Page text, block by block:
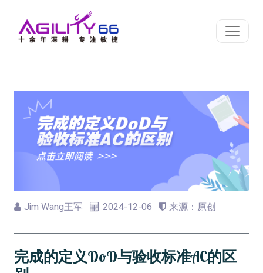
Jim Wang王军 2024-12-06 来源：原创
完成的定义DoD与验收标准AC的区